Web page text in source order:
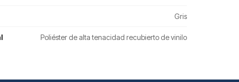
Gris
Poliéster de alta tenacidad recubierto de vinilo